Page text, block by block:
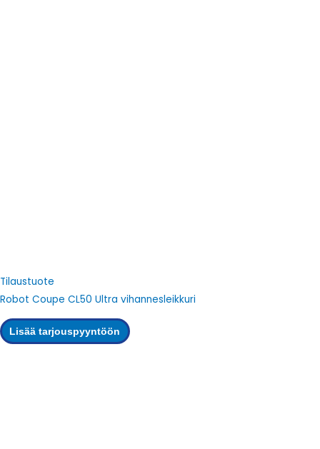
Tilaustuote
Robot Coupe CL50 Ultra vihannesleikkuri
Lisää tarjouspyyntöön